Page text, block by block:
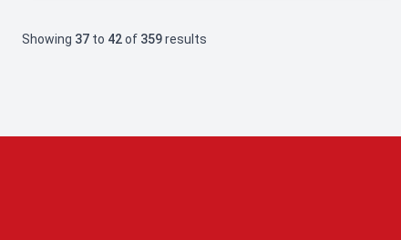
Showing 37 to 42of 359results